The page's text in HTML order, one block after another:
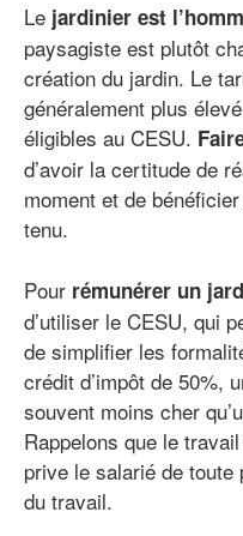
Le jardinier est
paysagiste est plutôt
création du jardin. Le
généralement plus
éligibles au CESU.
d’avoir la certitude de
moment et de
tenu.
Pour rémunérer un
d’utiliser le CESU, qui
de simplifier les
crédit d’impôt de 50%,
souvent moins cher
Rappelons que le
prive le salarié de toute
du travail.